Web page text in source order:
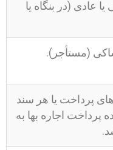
عادی (در بنگاه یا
(مستأجر).
پرداخت یا هر سند
پرداخت اجاره بها به